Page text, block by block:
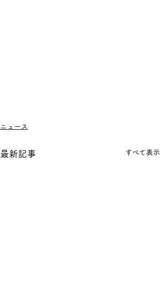
ニュース
最新記事 すべて表示